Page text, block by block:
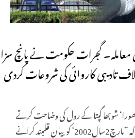
گجرات حکومت نے پانچ سزا
تادیبی کاروائی کی شروعات کردی
شوبھا گپتا کے رول کی وضاحت کرتے
ہوئے انڈین ایکسپر س کو بتایاکہ ”مارچ2سال2002‘ کو بیان قلمبند کرانے